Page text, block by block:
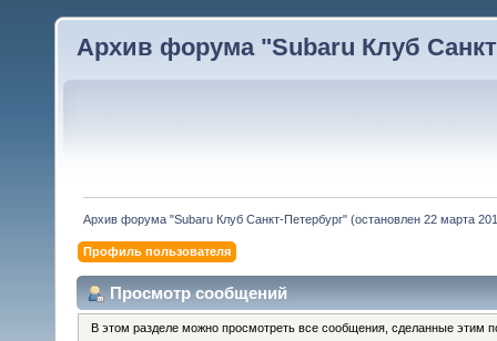
Архив форума "Subaru Клуб
Архив форума "Subaru Клуб Санкт-Петербург" (остановлен 22 марта
Профиль пользователя
Просмотр сообщений
В этом разделе можно просмотреть все сообщения, сделанные этим